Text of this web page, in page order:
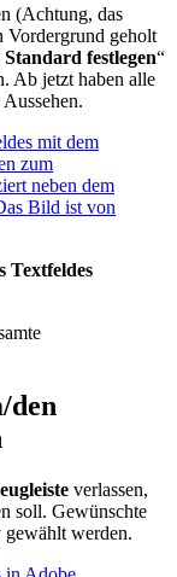
(Achtung, das
Vordergrund geholt
festlegen“
Ab jetzt haben alle
Textfeldes
den
verlassen,
soll. Gewünschte
werden.